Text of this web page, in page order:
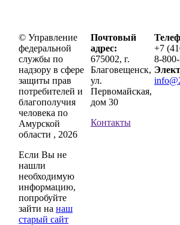
© Управление
федеральной
службы по
надзору в сфере
защиты прав
потребителей и
благополучия
человека по
Амурской
области , 2026
Если Вы не
нашли
необходимую
информацию,
попробуйте
зайти на наш
старый сайт
Почтовый
адрес:
675002, г.
Благовещенск,
ул.
Первомайская,
дом 30
Контакты
+7
8-